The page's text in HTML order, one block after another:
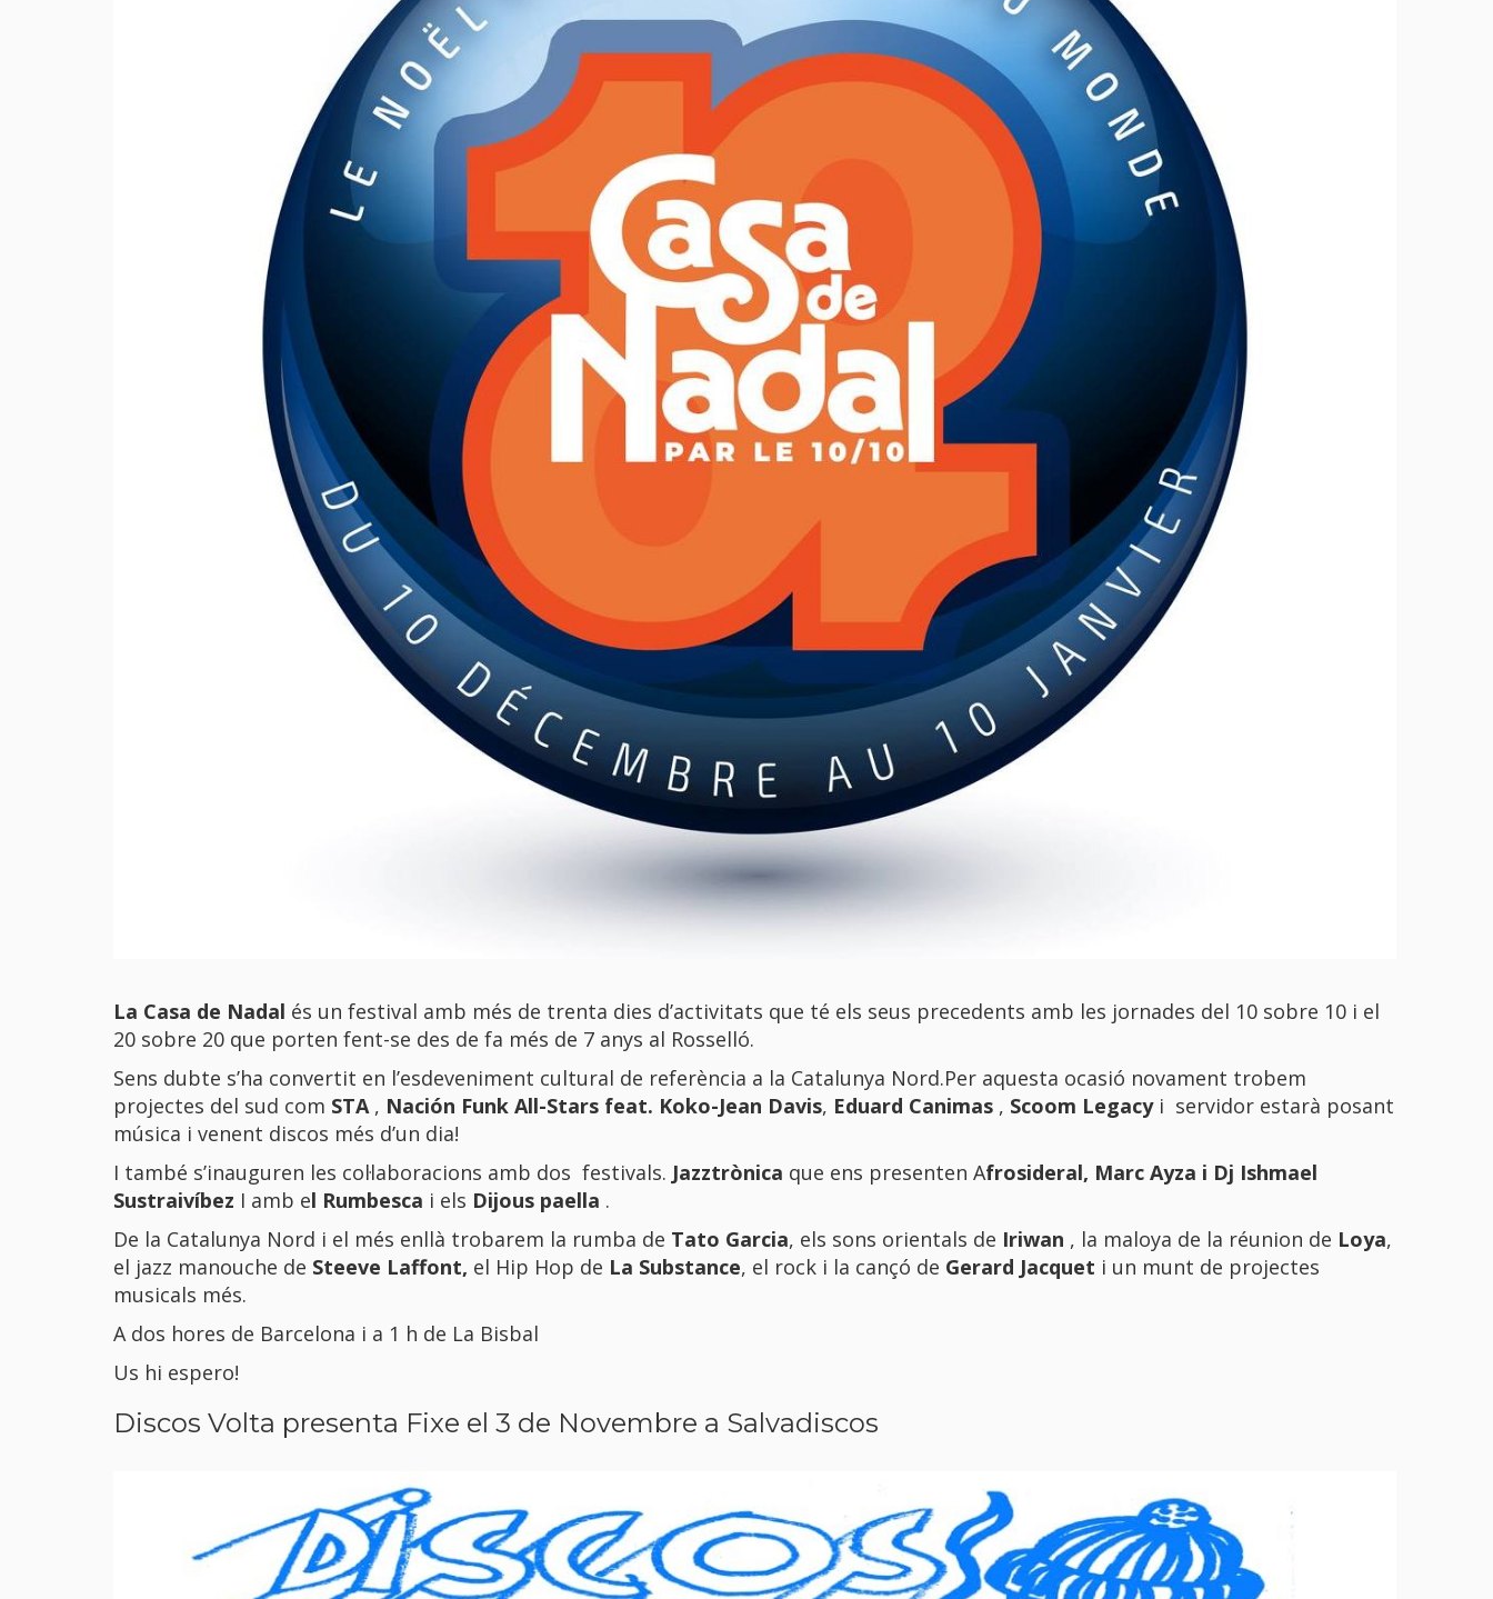
La Casa de Nadal és un festival amb més de trenta dies d’activitats que té els seus precedents amb les jornades del 10 sobre 10 i el
20 sobre 20 que porten fent-se des de fa més de 7 anys al Rosselló.
Sens dubte s’ha convertit en l’esdeveniment cultural de referència a la Catalunya Nord.Per aquesta ocasió novament trobem
projectes del sud com STA , Nación Funk All-Stars feat. Koko-Jean Davis, Eduard Canimas , Scoom Legacyi servidor estarà posant
música i venent discos més d’un dia!
I també s’inauguren les col·laboracions amb dos festivals. Jazztrònica que ens presenten Afrosideral, Marc Ayza i Dj Ishmael
Sustraivíbez I amb el Rumbesca i els Dijous paella .
De la Catalunya Nord i el més enllà trobarem la rumba de Tato Garcia, els sons orientals de Iriwan , la maloya de la réunion de Loya,
el jazz manouche de Steeve Laffont, el Hip Hop de La Substance, el rock i la cançó de Gerard Jacquet i un munt de projectes
musicals més.
A dos hores de Barcelona i a 1 h de La Bisbal
Us hi espero!
Discos Volta presenta Fixe el 3 de Novembre a Salvadiscos